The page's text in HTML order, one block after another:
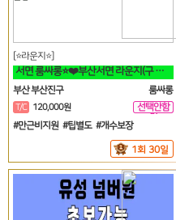
[⭐라운지⭐]
서면 룸싸롱⭐❤️부산서면 라운지(구 갤러리) 언니들 모십니다❤️⭐
부산 부산진구
룸싸롱
T/C 120,000원
선택안함
일
#만근비지원 #팁별도 #개수보장
1회 30일